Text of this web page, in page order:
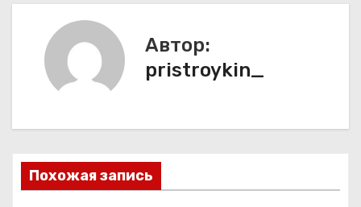
я
п
о
Автор:
pristroykin_
Похожая запись